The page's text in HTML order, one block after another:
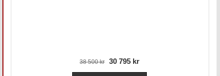
38 500 kr 30 795 kr